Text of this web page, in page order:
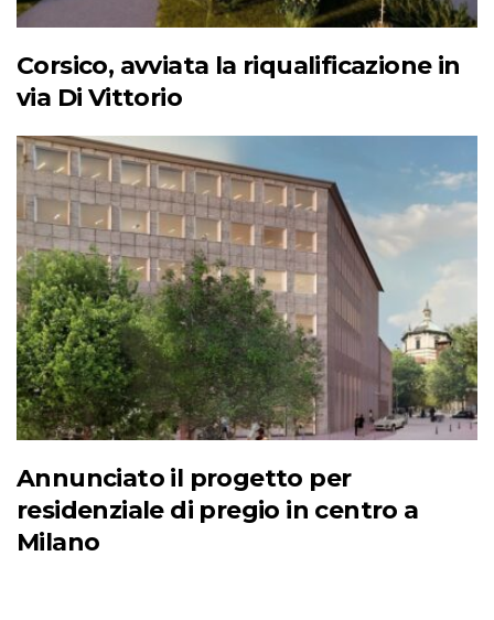
Corsico, avviata la riqualificazione in
via Di Vittorio
Annunciato il progetto per
residenziale di pregio in centro a
Milano